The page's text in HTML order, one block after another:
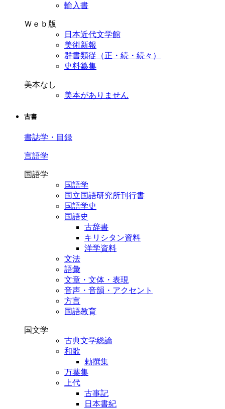
輸入書
Ｗｅｂ版
日本近代文学館
美術新報
群書類従（正・続・続々）
史料纂集
美本なし
美本がありません
古書
書誌学・目録
言語学
国語学
国語学
国立国語研究所刊行書
国語学史
国語史
古辞書
キリシタン資料
洋学資料
文法
語彙
文章・文体・表現
音声・音韻・アクセント
方言
国語教育
国文学
古典文学総論
和歌
勅撰集
万葉集
上代
古事記
日本書紀